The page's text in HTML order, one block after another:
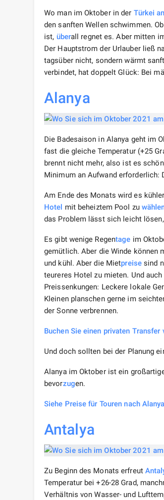
Wo man im Oktober in der Türkei
den sanften Wellen schwimmen.
ist, überall regnet es. Aber mitten
Der Hauptstrom der Urlauber ließ
tagsüber nicht, sondern wärmt
verbindet, hat doppelt Glück: Bei
Alanya
Die Badesaison in Alanya geht im
fast die gleiche Temperatur (+25
brennt nicht mehr, also ist es
Minimum an Aufwand erforderlich:
Am Ende des Monats wird es
Hotel mit beheiztem Pool zu
das Problem lässt sich leicht
Es gibt wenige Regentage im
gemütlich. Aber die Winde können
und kühl. Aber die Mietpreisesind
teureres Hotel zu mieten. Und
Preissenkungen: Leckere lokale
Kleinen planschen gerne im
der Sonne verbrennen.
Buchen Sie einen privaten
Und doch sollten bei der Planung
Alanya im Oktober ist ein
bevorzugen.
Siehe Preise für Touren nach Alanya
Antalya
Zu Beginn des Monats erfreut
Temperatur bei +26-28 Grad,
Verhältnis von Wasser- und